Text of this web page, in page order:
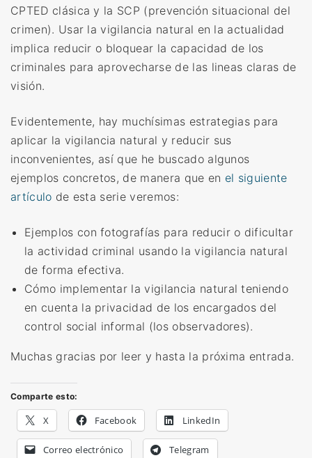
CPTED clásica y la SCP (prevención situacional del
crimen). Usar la vigilancia natural en la actualidad
implica reducir o bloquear la capacidad de los
criminales para aprovecharse de las lineas claras de
visión.
Evidentemente, hay muchísimas estrategias para
aplicar la vigilancia natural y reducir sus
inconvenientes, así que he buscado algunos
ejemplos concretos, de manera que en el siguiente
artículo de esta serie veremos:
Ejemplos con fotografías para reducir o dificultar
la actividad criminal usando la vigilancia natural
de forma efectiva.
Cómo implementar la vigilancia natural teniendo
en cuenta la privacidad de los encargados del
control social informal (los observadores).
Muchas gracias por leer y hasta la próxima entrada.
Comparte esto:
X Facebook LinkedIn
Correo electrónico Telegram